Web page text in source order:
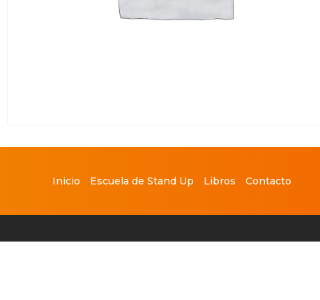
Inicio Escuela de Stand Up Libros Contacto